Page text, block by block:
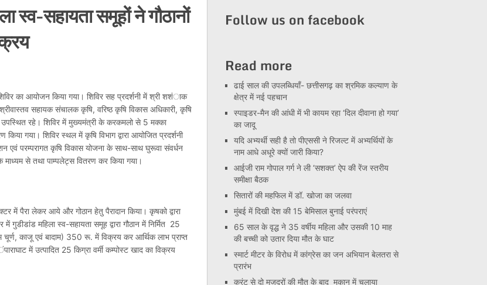
स्व-सहायता समूहों ने गौठानों
का आयोजन किया गया। शिविर सह प्रदर्शनी में श्री शशंाक
सहायक संचालक कृषि, वरिष्ठ कृषि विकास अधिकारी, कृषि
उपस्थित रहे। शिविर में मुख्यमंत्री के करकमलो से 5 मक्का
गया। शिविर स्थल में कृषि विभाग द्वारा आयोजित प्रदर्शनी
एवं परम्परागत कृषि विकास योजना के साथ-साथ घुरूवा संवर्धन
से तथा पाम्पलेट्स वितरण कर किया गया।
पैरा लेकर आये और गोठान हेतु पैरादान किया। कृषको द्वारा
गुडीडांड महिला स्व-सहायता समूह द्वारा गौठान में निर्मित 25
चूर्ण, काजू एवं बादाम) 350 रू. में विक्रय कर आर्थिक लाभ प्राप्त
में उत्पादित 25 किग्रा वर्मी कम्पोस्ट खाद का विक्रय
Follow us on facebook
Read more
ढाई साल की उपलब्धियाँ- छत्तीसगढ़ का श्रमिक कल्याण के
क्षेत्र में नई पहचान
स्पाइडर-मैन की आंधी में भी कायम रहा ‘दिल दीवाना हो गया’
का जादू
यदि अभ्यर्थी सही है तो पीएससी ने रिजल्ट में अभ्यर्थियों के
नाम आधे अधूरे क्यों जारी किया?
आईजी राम गोपाल गर्ग ने ली ‘सशक्त’ ऐप की रेंज स्तरीय
समीक्षा बैठक
सितारों की महफिल में डॉ. खोजा का जलवा
मुंबई में दिखी देश की 15 बेमिसाल बुनाई परंपराएं
65 साल के वृद्ध ने 35 वर्षीय महिला और उसकी 10 माह
की बच्ची को उतार दिया मौत के घाट
स्मार्ट मीटर के विरोध में कांग्रेस का जन अभियान बेलतरा से
प्रारंभ
करंट से दो मजदूरों की मौत के बाद मकान में चलाया